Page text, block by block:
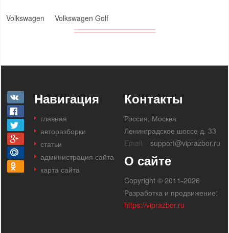
Volkswagen Volkswagen Golf
Навигация
главная
авторазборки
статьи
администрация сайта
карта сайта
Контакты
Россия, Москва
Ленинградское шоссе д. 33
Email:
support@viprazbor.ru
О сайте
Copyright © 2011-2026
Разработка и продвижение:
https://viprazbor.ru